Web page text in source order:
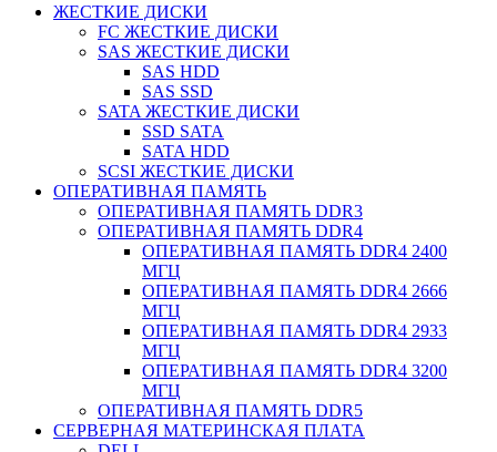
ЖЕСТКИЕ ДИСКИ
FC ЖЕСТКИЕ ДИСКИ
SAS ЖЕСТКИЕ ДИСКИ
SAS HDD
SAS SSD
SATA ЖЕСТКИЕ ДИСКИ
SSD SATA
SATA HDD
SCSI ЖЕСТКИЕ ДИСКИ
ОПЕРАТИВНАЯ ПАМЯТЬ
ОПЕРАТИВНАЯ ПАМЯТЬ DDR3
ОПЕРАТИВНАЯ ПАМЯТЬ DDR4
ОПЕРАТИВНАЯ ПАМЯТЬ DDR4 2400
МГЦ
ОПЕРАТИВНАЯ ПАМЯТЬ DDR4 2666
МГЦ
ОПЕРАТИВНАЯ ПАМЯТЬ DDR4 2933
МГЦ
ОПЕРАТИВНАЯ ПАМЯТЬ DDR4 3200
МГЦ
ОПЕРАТИВНАЯ ПАМЯТЬ DDR5
СЕРВЕРНАЯ МАТЕРИНСКАЯ ПЛАТА